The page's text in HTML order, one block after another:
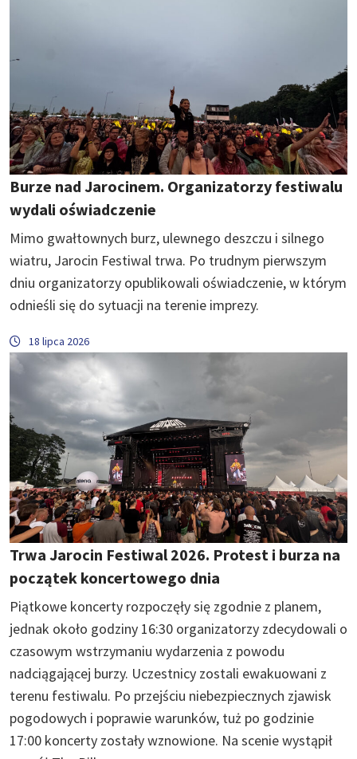
Burze nad Jarocinem. Organizatorzy festiwalu
wydali oświadczenie
Mimo gwałtownych burz, ulewnego deszczu i silnego
wiatru, Jarocin Festiwal trwa. Po trudnym pierwszym
dniu organizatorzy opublikowali oświadczenie, w którym
odnieśli się do sytuacji na terenie imprezy.
18 lipca 2026
Trwa Jarocin Festiwal 2026. Protest i burza na
początek koncertowego dnia
Piątkowe koncerty rozpoczęły się zgodnie z planem,
jednak około godziny 16:30 organizatorzy zdecydowali o
czasowym wstrzymaniu wydarzenia z powodu
nadciągającej burzy. Uczestnicy zostali ewakuowani z
terenu festiwalu. Po przejściu niebezpiecznych zjawisk
pogodowych i poprawie warunków, tuż po godzinie
17:00 koncerty zostały wznowione. Na scenie wystąpił